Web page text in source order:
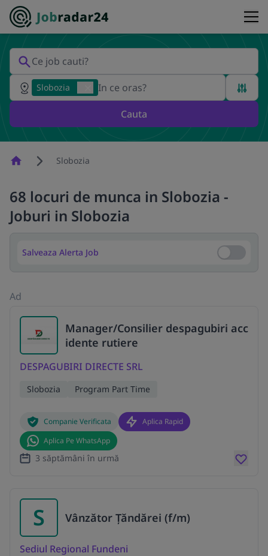
Slobozia
Cauta
HomepageSlobozia
68 locuri de munca in Slobozia -
Joburi in Slobozia
Salveaza Alerta Job Salveaza
Ad
Manager/Consilier despagubiri acc
idente rutiere
DESPAGUBIRI DIRECTE SRL
Slobozia Program Part Time
Companie Verificata
Aplica Rapid
Aplica Pe WhatsApp
3 săptămâni în urmă
S Vânzător Țăndărei (f/m)
Sediul Regional Fundeni